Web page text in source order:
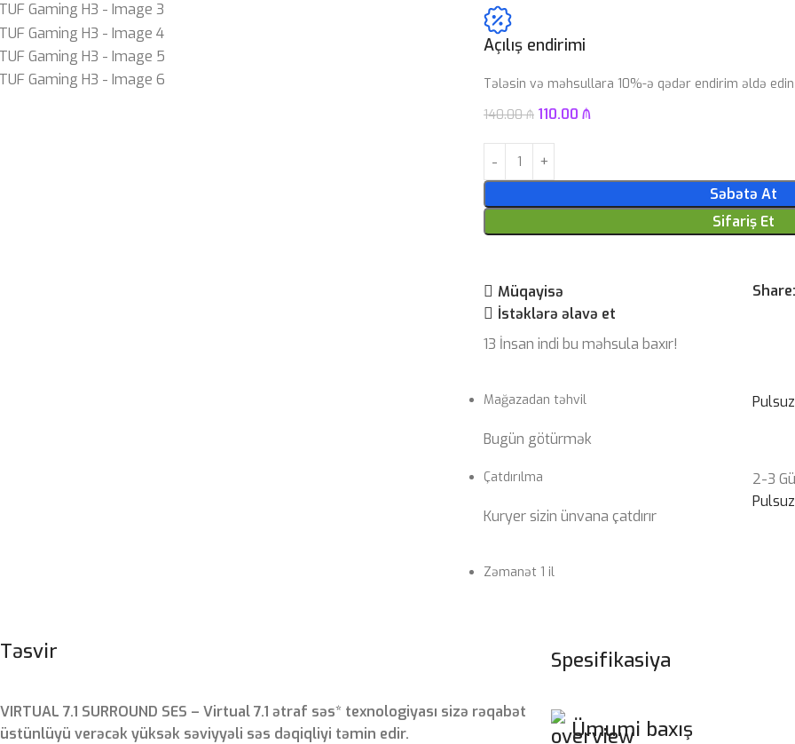
Açılış endirimi
Tələsin və məhsullara 10%-ə qədər endirim əldə edin
140.00₼ 110.00₼
Səbətə At
Sifariş Et
Müqayisə
İstəklərə əlavə et
13 İnsan indi bu məhsula baxır!
Mağazadan təhvil
Bugün götürmək
Pulsuz
Çatdırılma
Kuryer sizin ünvana çatdırır
2-3
Pulsuz
Zəmanət 1 il
Təsvir
VIRTUAL 7.1 SURROUND SES – Virtual 7.1 ətraf səs* texnologiyası sizə rəqabət
üstünlüyü verəcək yüksək səviyyəli səs dəqiqliyi təmin edir.
Spesifikasiya
Ümumi baxış